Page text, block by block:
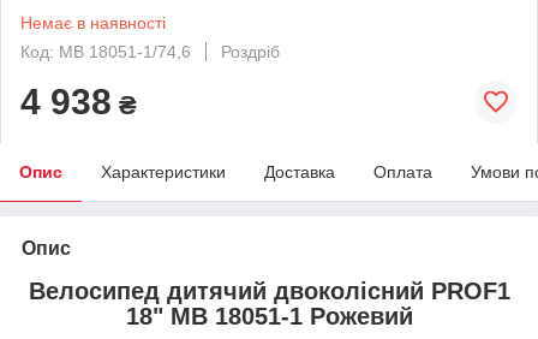
Немає в наявності
Код: MB 18051-1/74,6
Роздріб
4 938 ₴
Опис Характеристики Доставка Оплата Умови
Опис
Велосипед дитячий двоколісний PROF1
18" MB 18051-1 Рожевий